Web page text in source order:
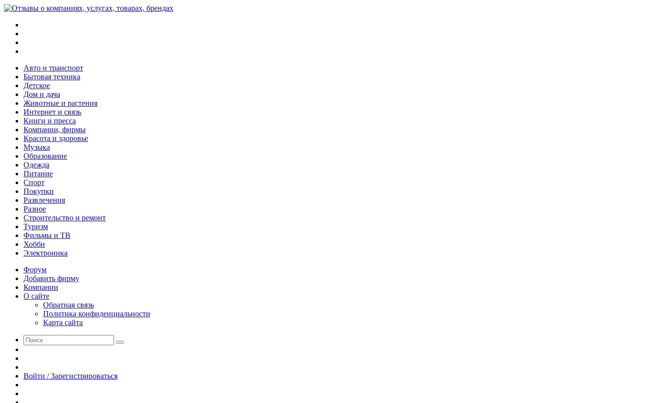
Авто и транспорт
Бытовая техника
Детское
Дом и дача
Животные и растения
Интернет и связь
Книги и пресса
Компании, фирмы
Красота и здоровье
Музыка
Образование
Одежда
Питание
Спорт
Покупки
Развлечения
Разное
Строительство и ремонт
Туризм
Фильмы и ТВ
Хобби
Электроника
Форум
Добавить фирму
Компании
О сайте
Обратная связь
Политика конфиденциальности
Карта сайта
Поиск
статья
Войти / Зарегистрироваться